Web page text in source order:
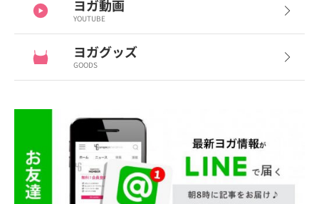
ヨガ動画
YOUTUBE
ヨガグッズ
GOODS